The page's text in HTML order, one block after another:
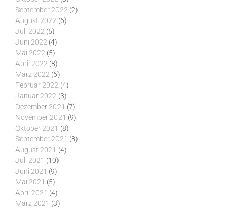
September 2022 (2)
August 2022 (6)
Juli 2022 (5)
Juni 2022 (4)
Mai 2022 (5)
April 2022 (8)
März 2022 (6)
Februar 2022 (4)
Januar 2022 (3)
Dezember 2021 (7)
November 2021 (9)
Oktober 2021 (8)
September 2021 (8)
August 2021 (4)
Juli 2021 (10)
Juni 2021 (9)
Mai 2021 (5)
April 2021 (4)
März 2021 (3)